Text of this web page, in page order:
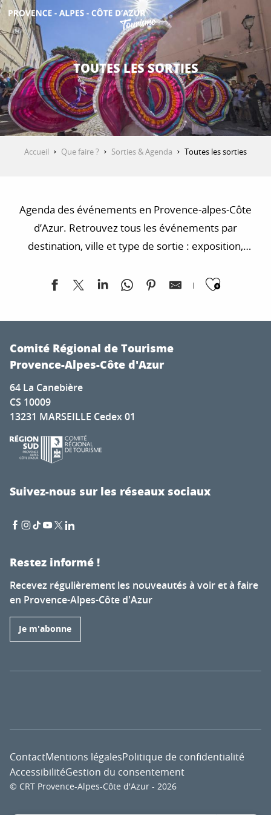
Aller
contenu
principal
DÉCOUVRIR
QUE FAIRE ?
SÉJOURNER
TOUTES LES SORTIES
Accueil Que faire ? Sorties & Agenda Toutes les sorties
Agenda des événements en Provence-alpes-Côte
d’Azur. Retrouvez tous les événements par
destination, ville et type de sortie : exposition,
Dégustation de produits locaux à La Ferme aux Saveurs
Festival Violoncelles en Folie
Whitestone Rock'Fest
Concerts gratuits - Soirées live music
Marché Provençal de Pierrefeu du Var
Les Éphémères : Buissonnières
Soirées Musicales - Les Vendredis et Samedis
Soirée année 80/90
Le marché du centre-ville
Exposition DécouVertes
Comité Régional de Tourisme
Provence-Alpes-Côte d'Azur
64 La Canebière
CS 10009
13231 MARSEILLE Cedex 01
Suivez-nous sur les réseaux sociaux
Restez informé !
Recevez régulièrement les nouveautés à voir et à faire
en Provence-Alpes-Côte d'Azur
Je m'abonne
© CRT Provence-Alpes-Côte d'Azur - 2026
ContactMentions légalesPolitique de confidentialité
AccessibilitéGestion du consentement